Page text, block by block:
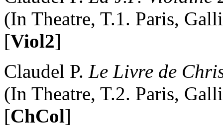
(In Theatre, T.1. Paris,
[Viol2]
Claudel P. Le Livre de
(In Theatre, T.2. Paris,
[ChCol]